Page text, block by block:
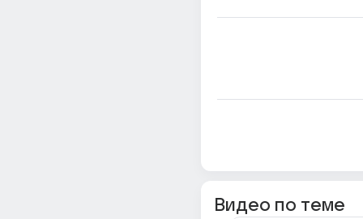
Видео по теме